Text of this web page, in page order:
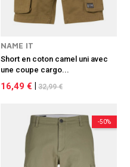
NAME IT
Short en coton camel uni avec
une coupe cargo...
16,49 € 32,99 €
-50%